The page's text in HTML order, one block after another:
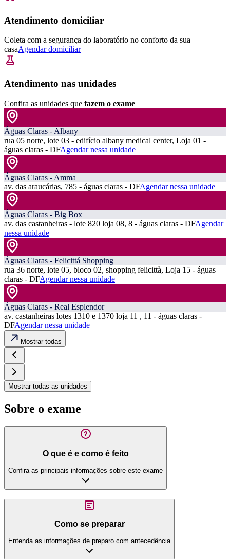
Atendimento domiciliar
Coleta com a segurança do laboratório no conforto da sua
casaAgendar domiciliar
Atendimento nas unidades
Confira as unidades que fazem o exame
Águas Claras - Albany
rua 05 norte, lote 03 - edifício albany medical center, Loja 01 -
águas claras - DFAgendar nessa unidade
Águas Claras - Amma
av. das araucárias, 785 - águas claras - DFAgendar nessa unidade
Águas Claras - Big Box
av. das castanheiras - lote 820 loja 08, 8 - águas claras - DFAgendar
nessa unidade
Águas Claras - Felicittá Shopping
rua 36 norte, lote 05, bloco 02, shopping felicittà, Loja 15 - águas
claras - DFAgendar nessa unidade
Águas Claras - Real Esplendor
av. castanheiras lotes 1310 e 1370 loja 11 , 11 - águas claras -
DFAgendar nessa unidade
Mostrar todas
Mostrar todas as unidades
Sobre o exame
O que é e como é feito
Confira as principais informações sobre este exame
Como se preparar
Entenda as informações de preparo com antecedência